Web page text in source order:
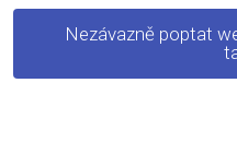
Nezávazně poptat